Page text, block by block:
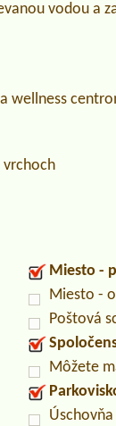
vodou a
wellness
vrchoch
Miesto -
Miesto -
Poštová
Môžete